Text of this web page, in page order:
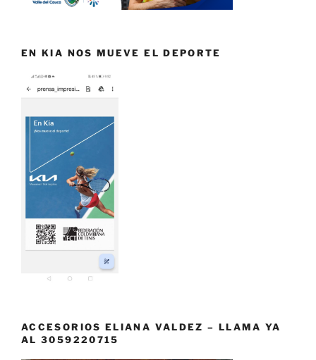
EN KIA NOS MUEVE EL DEPORTE
ACCESORIOS ELIANA VALDEZ – LLAMA YA
AL 3059220715